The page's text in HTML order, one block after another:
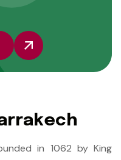
rrakech
in 1062 by King